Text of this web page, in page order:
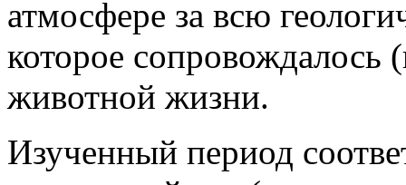
атмосфере за всю
которое сопровождалось
животной жизни.
Изученный период